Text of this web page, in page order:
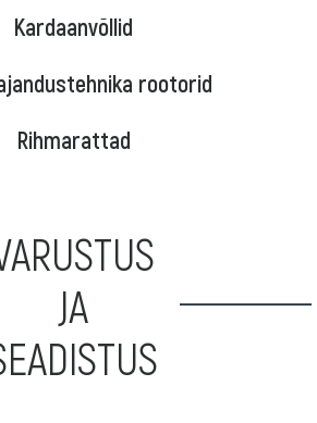
Kardaanvõllid
rootorid
Rihmarattad
JA